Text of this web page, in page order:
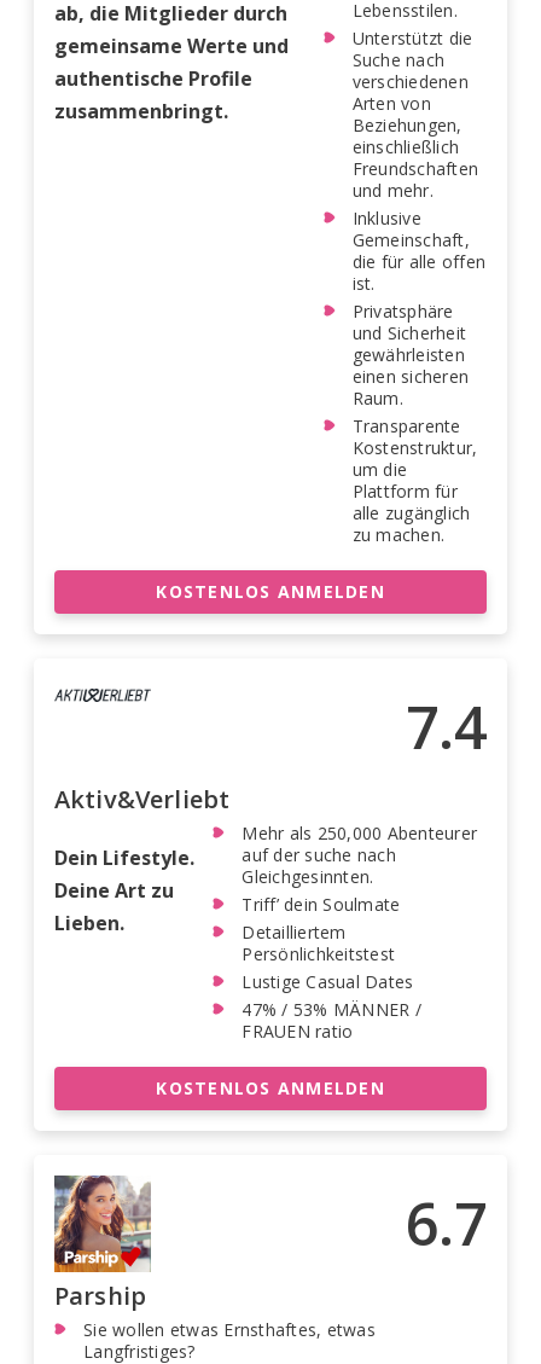
ab, die Mitglieder durch
gemeinsame Werte und
authentische Profile
zusammenbringt.
Lebensstilen.
Unterstützt die
Suche nach
verschiedenen
Arten von
Beziehungen,
einschließlich
Freundschaften
und mehr.
Inklusive
Gemeinschaft,
die für alle offen
ist.
Privatsphäre
und Sicherheit
gewährleisten
einen sicheren
Raum.
Transparente
Kostenstruktur,
um die
Plattform für
alle zugänglich
zu machen.
KOSTENLOS ANMELDEN
7.4
Aktiv&Verliebt
Dein Lifestyle.
Deine Art zu
Lieben.
Mehr als 250,000 Abenteurer
auf der suche nach
Gleichgesinnten.
Triff’ dein Soulmate
Detailliertem
Persönlichkeitstest
Lustige Casual Dates
47% / 53% MÄNNER /
FRAUEN ratio
KOSTENLOS ANMELDEN
6.7
Parship
Sie wollen etwas Ernsthaftes, etwas
Langfristiges?